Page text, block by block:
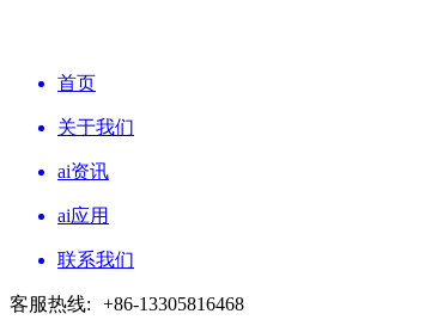
首页
关于我们
ai资讯
ai应用
联系我们
客服热线: +86-13305816468